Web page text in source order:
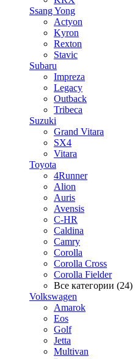
Ssang Yong
Actyon
Kyron
Rexton
Stavic
Subaru
Impreza
Legacy
Outback
Tribeca
Suzuki
Grand Vitara
SX4
Vitara
Toyota
4Runner
Alion
Auris
Avensis
C-HR
Caldina
Camry
Corolla
Corolla Cross
Corolla Fielder
Все категории (24)
Volkswagen
Amarok
Eos
Golf
Jetta
Multivan